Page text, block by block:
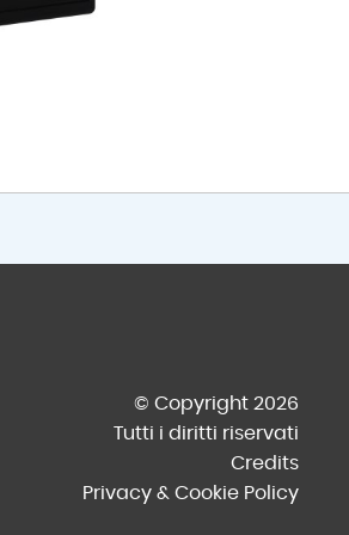
© Copyright 2026
Tutti i diritti riservati
Credits
Privacy & Cookie Policy